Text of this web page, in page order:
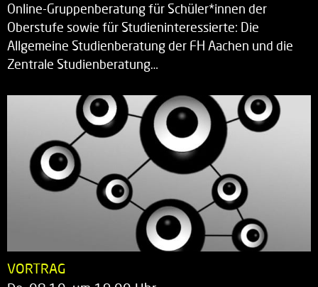
Online-Gruppenberatung für Schüler*innen der
Oberstufe sowie für Studieninteressierte: Die
Allgemeine Studienberatung der FH Aachen und die
Zentrale Studienberatung…
VORTRAG